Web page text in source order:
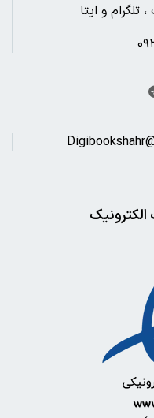
تلگرام و ایتا